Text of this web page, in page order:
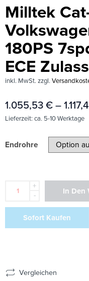
Milltek
180PS
ECE
inkl. MwSt. zzgl.
1.055,53 € –
Lieferzeit: ca. 5-10 Werktage
Endrohre
+
-
In Den
Sofort Kaufen
Vergleichen